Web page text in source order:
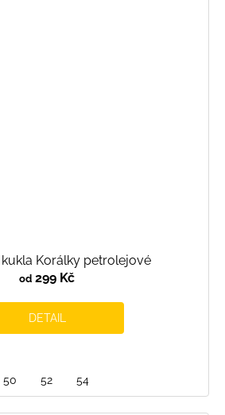
Korálky petrolejové
od 299 Kč
DETAIL
50 52 54